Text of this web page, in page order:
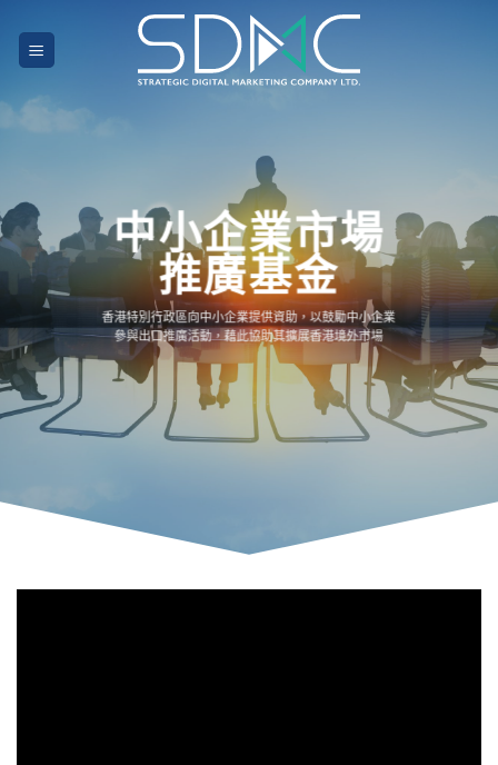
content
中小企業市場
推廣基金
香港特別行政區向中小企業提供資助，以鼓勵中小企業
參與出口推廣活動，藉此協助其擴展香港境外市場